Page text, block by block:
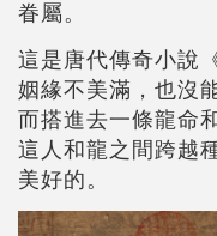
眷屬。
這是唐代傳奇小說
姻緣不美滿，也沒
而搭進去一條龍命
這人和龍之間跨越
美好的。